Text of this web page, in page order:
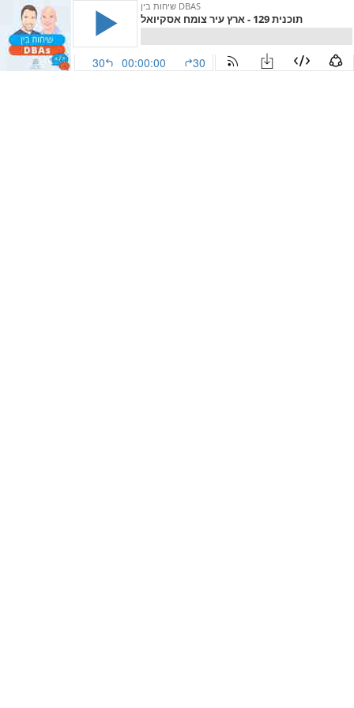
שיחות בין DBAS
תוכנית 129 - ארץ עיר צומח אסקיואל
30 00:00:00 30